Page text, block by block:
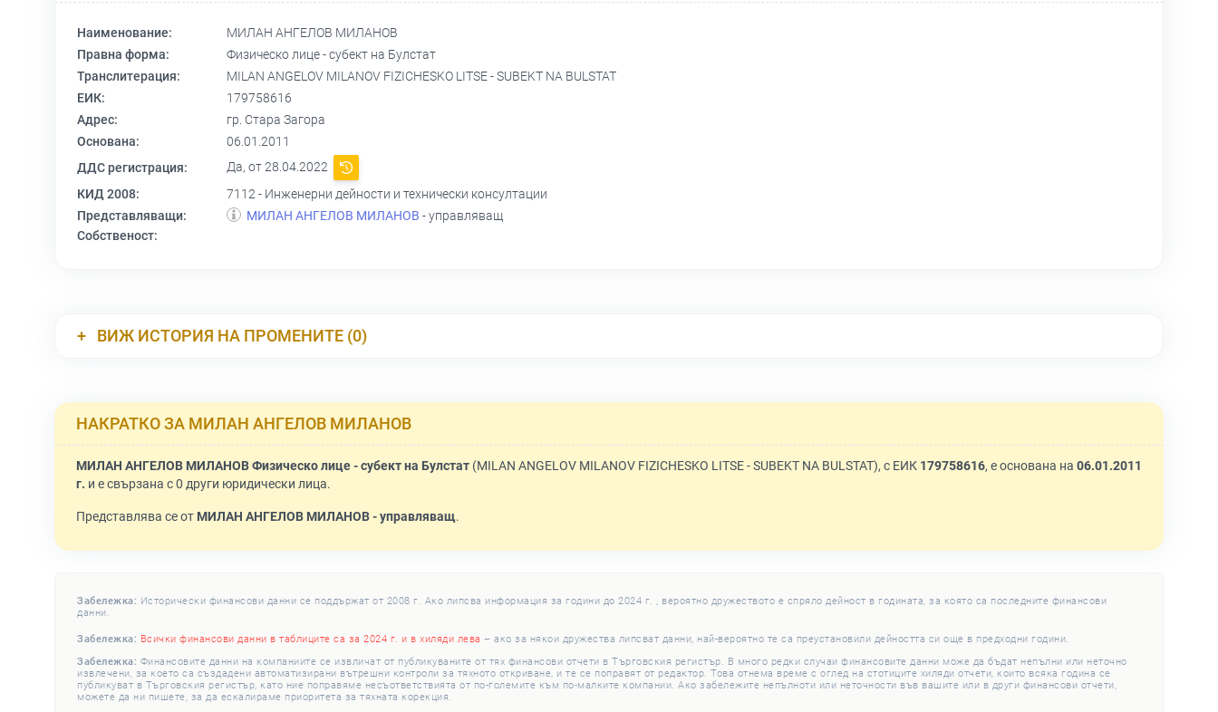
Наименование:
МИЛАН АНГЕЛОВ МИЛАНОВ
Правна форма:
Физическо лице - субект на Булстат
Транслитерация:
MILAN ANGELOV MILANOV FIZICHESKO LITSE - SUBEKT NA BULSTAT
ЕИК:
179758616
Адрес:
гр. Стара Загора
Основана:
06.01.2011
ДДС регистрация:
Да, от 28.04.2022
КИД 2008:
7112 - Инженерни дейности и технически консултации
Представляващи:
МИЛАН АНГЕЛОВ МИЛАНОВ - управляващ
Собственост:
ВИЖ ИСТОРИЯ НА ПРОМЕНИТЕ (0)
НАКРАТКО ЗА МИЛАН АНГЕЛОВ МИЛАНОВ
МИЛАН АНГЕЛОВ МИЛАНОВ Физическо лице - субект на Булстат (MILAN ANGELOV MILANOV FIZICHESKO LITSE - SUBEKT NA BULSTAT), с ЕИК 179758616, е основана на 06.01.2011
г. и е свързана с 0 други юридически лица.
Представлява се от МИЛАН АНГЕЛОВ МИЛАНОВ - управляващ.
Забележка: Исторически финансови данни се поддържат от 2008 г. Ако липсва информация за години до 2024 г. , вероятно дружеството е спряло дейност в годината, за която са последните финансови
данни.
Забележка: Всички финансови данни в таблиците са за 2024 г. и в хиляди лева – ако за някои дружества липсват данни, най-вероятно те са преустановили дейността си още в предходни години.
Забележка: Финансовите данни на компаниите се извличат от публикуваните от тях финансови отчети в Търговския регистър. В много редки случаи финансовите данни може да бъдат непълни или неточно
извлечени, за което са създадени автоматизирани вътрешни контроли за тяхното откриване, и те се поправят от редактор. Това отнема време с оглед на стотиците хиляди отчети, които всяка година се
публикуват в Търговския регистър, като ние поправяме несъответствията от по-големите към по-малките компании. Ако забележите непълноти или неточности във вашите или в други финансови отчети,
можете да ни пишете, за да ескалираме приоритета за тяхната корекция.